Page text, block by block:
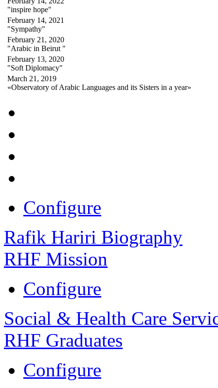
"inspire hope"
February 14, 2021
"Sympathy"
February 21, 2020
"Arabic in Beirut "
February 13, 2020
"Soft Diplomacy"
March 21, 2019
«Observatory of Arabic Languages and its Sisters in a year»
Configure
Rafik Hariri Biography
RHF Mission
Configure
Social & Health Care
RHF Graduates
Configure